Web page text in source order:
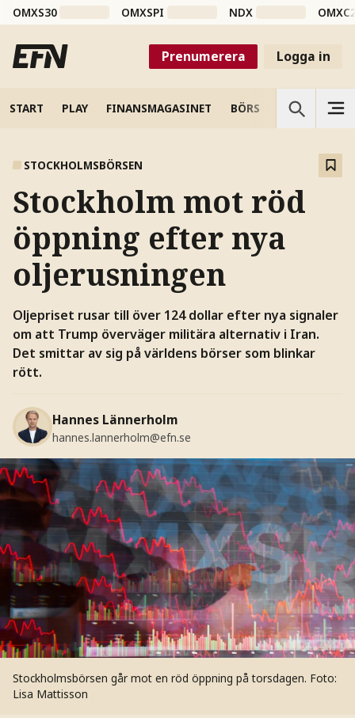
OMXS30 OMXSPI NDX
Prenumerera Logga in
START PLAY FINANSMAGASINET BÖRS VETENSKAP
STOCKHOLMSBÖRSEN
Stockholm mot röd
öppning efter nya
oljerusningen
Oljepriset rusar till över 124 dollar efter nya signaler
om att Trump överväger militära alternativ i Iran.
Det smittar av sig på världens börser som blinkar
rött.
Hannes Lännerholm
hannes.lannerholm@efn.se
Stockholmsbörsen går mot en röd öppning på torsdagen. Foto:
Lisa Mattisson